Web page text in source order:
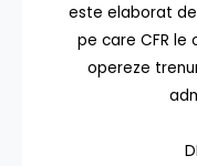
este elaborat de
pe care CFR
opereze